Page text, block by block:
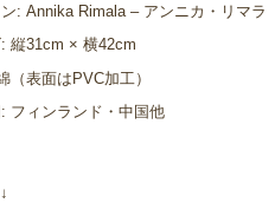
: Annika Rimala – アンニカ・リマラ
縦31cm × 横42cm
（表面はPVC加工）
フィンランド・中国他